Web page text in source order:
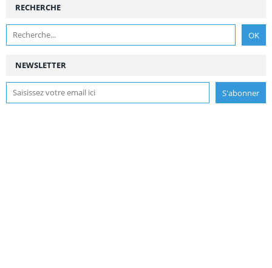
NEWSLETTER
RECHERCHE